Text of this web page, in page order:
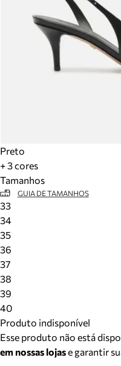
Preto
+ 3 cores
Tamanhos
GUIA DE TAMANHOS
33
34
35
36
37
38
39
40
Produto indisponível
Esse produto não está
em nossas lojase garantir